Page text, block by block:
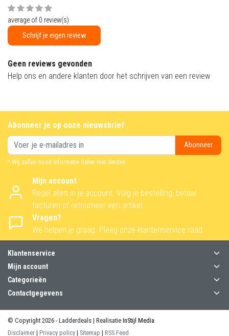
average of 0 review(s)
Schrijf je eigen review
Geen reviews gevonden
Help ons en andere klanten door het schrijven van een review
Abonneer je op onze nieuwsbrief
Abonneer
* Wij zullen nooit informatie delen met derden.
Mijn account
Regel alles in je account. Volg je bestelling, betaal
facturen of retourneer een artikel.
Vragen?
We helpen je graag. Pleeg onze klantenservice raad
Klantenservice
Mijn account
Categorieën
Contactgegevens
© Copyright 2026 - Ladderdeals | Realisatie InStijl Media
Disclaimer | Privacy policy | Sitemap | RSS Feed